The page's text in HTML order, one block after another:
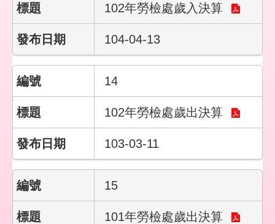
政
府
網
資
料
開
放
宣
告
102年勞檢處歲入決算
104-04-13
14
102年勞檢處歲出決算
103-03-11
15
101年勞檢處歲出決算